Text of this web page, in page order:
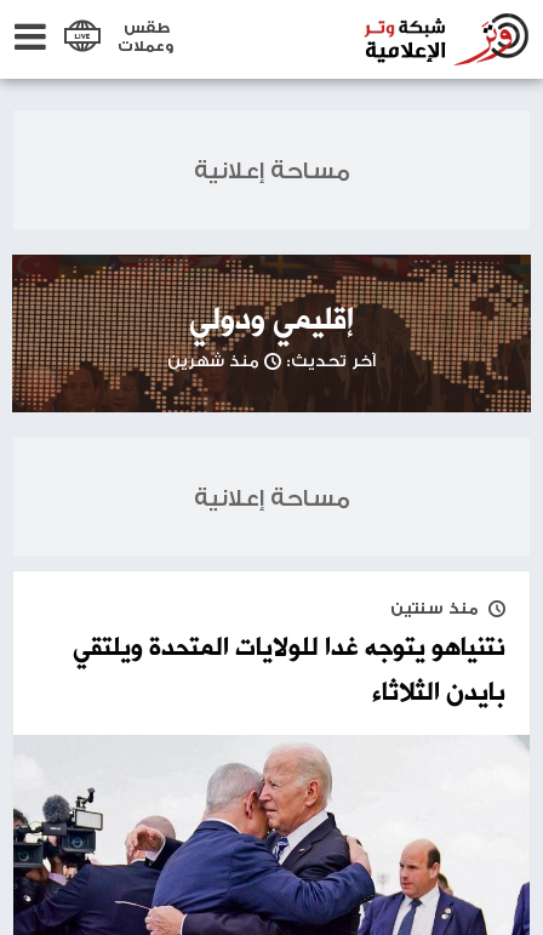
طقس
وعملات
مساحة إعلانية
إقليمي ودولي
آخر تحديث: منذ شهرين
مساحة إعلانية
منذ سنتين
نتنياهو يتوجه غدا للولايات المتحدة ويلتقي
بايدن الثلاثاء